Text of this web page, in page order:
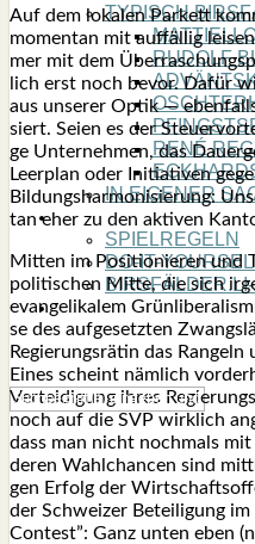
TYPISCH
RUDOLF
RENÉ
IN EIGE­NER
SO GOOT’S
SPIEL­RE­GELN
DO-IT-
SHOUT­BOX
Auf dem loka­len Par­kett
momen­tan mit auf­fäl­lig
mer mit dem
lich erst noch bevor. Dafür
aus unse­rer Optik —
siert. Sei­en es der
ge Unter­neh­men, das Dau­er
Leer­plan oder Initia­ti­ven
Bil­dungs­har­mo­ni­sie­rung:
tan eher zu den akti­ven
Mit­ten im Posi­tio­nie­ren und
poli­ti­schen Mit­te, die sich
evan­ge­li­ka­lem
se des auf­ge­setz­ten
Regie­rungs­rä­tin das
Eines scheint näm­lich
Ver­tei­di­gung ihres
noch auf die SVP wirk­lich
dass man nicht noch­mals
deren Wahl­chan­cen sind
gen Erfolg der
der Schwei­zer Betei­li­gung im
Con­test”: Ganz unten eben